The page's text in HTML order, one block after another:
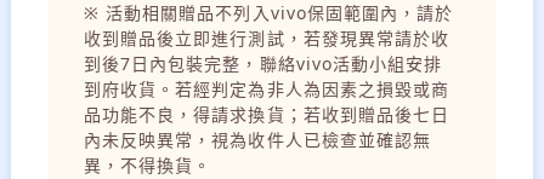
※ 活動相關贈品不列入vivo保固範圍內，請於
收到贈品後立即進行測試，若發現異常請於收
到後7日內包裝完整，聯絡vivo活動小組安排
到府收貨。若經判定為非人為因素之損毀或商
品功能不良，得請求換貨；若收到贈品後七日
內未反映異常，視為收件人已檢查並確認無
異，不得換貨。